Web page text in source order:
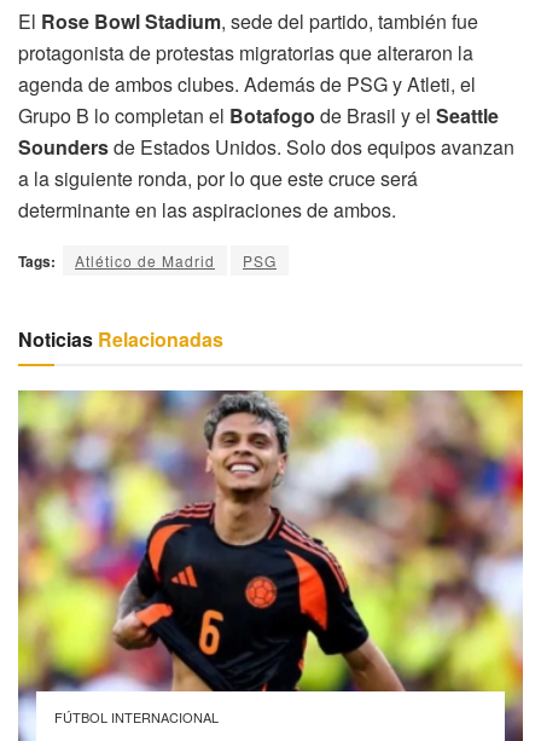
El Rose Bowl Stadium, sede del partido, también fue
protagonista de protestas migratorias que alteraron la
agenda de ambos clubes. Además de PSG y Atleti, el
Grupo B lo completan el Botafogo de Brasil y el Seattle
Soundersde Estados Unidos. Solo dos equipos avanzan
a la siguiente ronda, por lo que este cruce será
determinante en las aspiraciones de ambos.
Tags: Atlético de Madrid PSG
Noticias Relacionadas
FÚTBOL INTERNACIONAL